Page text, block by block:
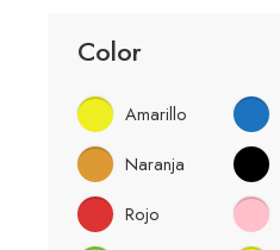
Color
Amarillo
Naranja
Rojo